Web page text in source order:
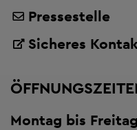
Pressestelle
Sicheres
Montag bis